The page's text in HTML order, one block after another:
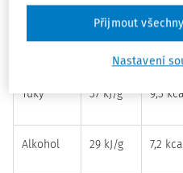
Bílkoviny
17 kJ/g 4,1
Tuky 37 kJ/g 9,3
Alkohol 29 kJ/g 7,2
Nastavení
Přijmout